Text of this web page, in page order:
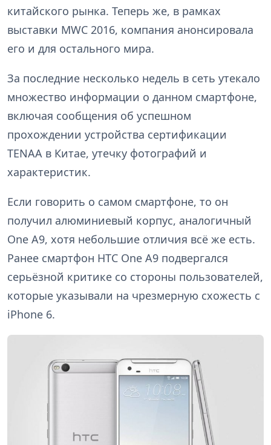
китайского рынка. Теперь же, в рамках
выставки MWC 2016, компания анонсировала
его и для остального мира.
За последние несколько недель в сеть утекало
множество информации о данном смартфоне,
включая сообщения об успешном
прохождении устройства сертификации
TENAA в Китае, утечку фотографий и
характеристик.
Если говорить о самом смартфоне, то он
получил алюминиевый корпус, аналогичный
One A9, хотя небольшие отличия всё же есть.
Ранее смартфон HTC One A9 подвергался
серьёзной критике со стороны пользователей,
которые указывали на чрезмерную схожесть с
iPhone 6.